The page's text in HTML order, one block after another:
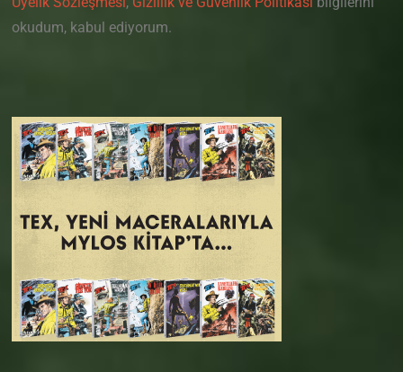
okudum, kabul ediyorum.